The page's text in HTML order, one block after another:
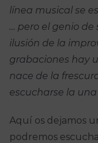
línea musical se
… pero el genio de
ilusión de la
grabaciones hay
nace de la
escucharse la una
Aquí os dejamos
podremos